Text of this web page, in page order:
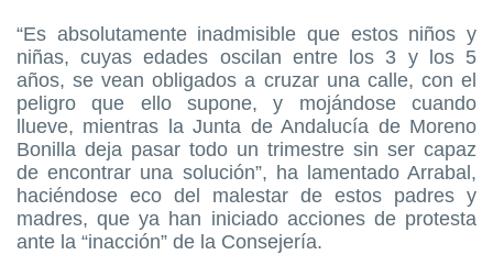
“Es absolutamente inadmisible que estos niños y
niñas, cuyas edades oscilan entre los 3 y los 5
años, se vean obligados a cruzar una calle, con el
peligro que ello supone, y mojándose cuando
llueve, mientras la Junta de Andalucía de Moreno
Bonilla deja pasar todo un trimestre sin ser capaz
de encontrar una solución”, ha lamentado Arrabal,
haciéndose eco del malestar de estos padres y
madres, que ya han iniciado acciones de protesta
ante la “inacción” de la Consejería.